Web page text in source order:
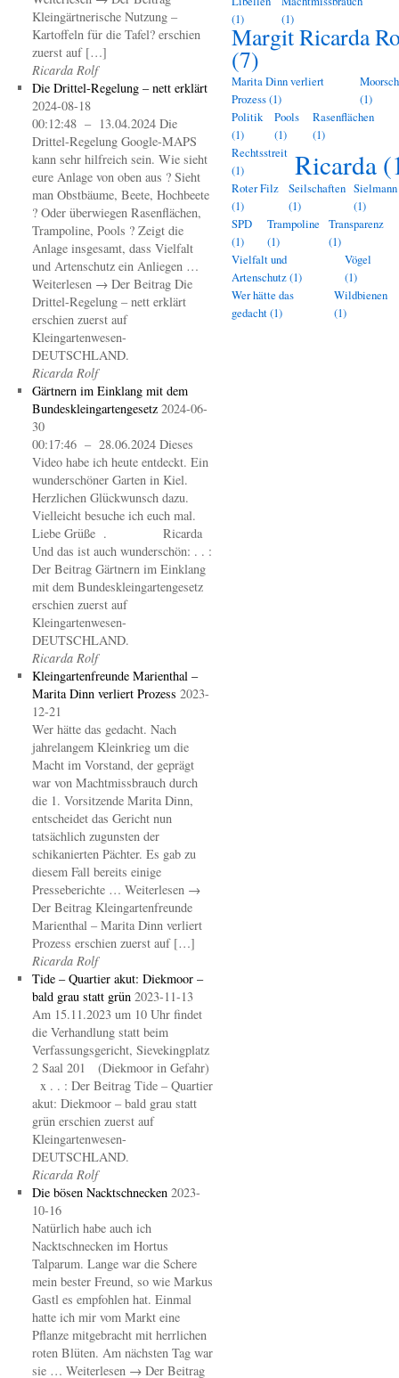
Kleingärtnerische Nutzung –
Kartoffeln für die Tafel? erschien
zuerst auf […]
Ricarda Rolf
Die Drittel-Regelung – nett erklärt
2024-08-18
00:12:48 – 13.04.2024 Die
Drittel-Regelung Google-MAPS
kann sehr hilfreich sein. Wie sieht
eure Anlage von oben aus ? Sieht
man Obstbäume, Beete, Hochbeete
? Oder überwiegen Rasenflächen,
Trampoline, Pools ? Zeigt die
Anlage insgesamt, dass Vielfalt
und Artenschutz ein Anliegen …
Weiterlesen → Der Beitrag Die
Drittel-Regelung – nett erklärt
erschien zuerst auf
Kleingartenwesen-
DEUTSCHLAND.
Ricarda Rolf
Gärtnern im Einklang mit dem
Bundeskleingartengesetz 2024-06-
30
00:17:46 – 28.06.2024 Dieses
Video habe ich heute entdeckt. Ein
wunderschöner Garten in Kiel.
Herzlichen Glückwunsch dazu.
Vielleicht besuche ich euch mal.
Liebe Grüße . Ricarda
Und das ist auch wunderschön: . . :
Der Beitrag Gärtnern im Einklang
mit dem Bundeskleingartengesetz
erschien zuerst auf
Kleingartenwesen-
DEUTSCHLAND.
Ricarda Rolf
Kleingartenfreunde Marienthal –
Marita Dinn verliert Prozess 2023-
12-21
Wer hätte das gedacht. Nach
jahrelangem Kleinkrieg um die
Macht im Vorstand, der geprägt
war von Machtmissbrauch durch
die 1. Vorsitzende Marita Dinn,
entscheidet das Gericht nun
tatsächlich zugunsten der
schikanierten Pächter. Es gab zu
diesem Fall bereits einige
Presseberichte … Weiterlesen →
Der Beitrag Kleingartenfreunde
Marienthal – Marita Dinn verliert
Prozess erschien zuerst auf […]
Ricarda Rolf
Tide – Quartier akut: Diekmoor –
bald grau statt grün 2023-11-13
Am 15.11.2023 um 10 Uhr findet
die Verhandlung statt beim
Verfassungsgericht, Sievekingplatz
2 Saal 201 (Diekmoor in Gefahr)
x . . : Der Beitrag Tide – Quartier
akut: Diekmoor – bald grau statt
grün erschien zuerst auf
Kleingartenwesen-
DEUTSCHLAND.
Ricarda Rolf
Die bösen Nacktschnecken 2023-
10-16
Natürlich habe auch ich
Nacktschnecken im Hortus
Talparum. Lange war die Schere
mein bester Freund, so wie Markus
Gastl es empfohlen hat. Einmal
hatte ich mir vom Markt eine
Pflanze mitgebracht mit herrlichen
roten Blüten. Am nächsten Tag war
sie … Weiterlesen → Der Beitrag
(1)
(1)
Margit Ricarda
(7)
Marita Dinn verliert
Prozess(1)
(1)
Politik
(1)
Pools
(1)
Rasenflächen
(1)
Rechtsstreit
(1)
Ricarda
Roter Filz
(1)
Seilschaften
(1)
Sielmann
(1)
SPD
(1)
Trampoline
(1)
Transparenz
(1)
Vielfalt und
Artenschutz(1)
Vögel
(1)
Wer hätte das
gedacht(1)
Wildbienen
(1)